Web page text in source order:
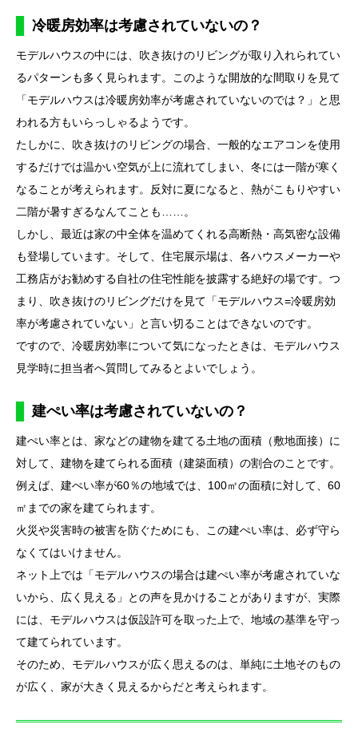
冷暖房効率は考慮されていないの？
モデルハウスの中には、吹き抜けのリビングが取り入れられてい
るパターンも多く見られます。このような開放的な間取りを見て
「モデルハウスは冷暖房効率が考慮されていないのでは？」と思
われる方もいらっしゃるようです。
たしかに、吹き抜けのリビングの場合、一般的なエアコンを使用
するだけでは温かい空気が上に流れてしまい、冬には一階が寒く
なることが考えられます。反対に夏になると、熱がこもりやすい
二階が暑すぎるなんてことも……。
しかし、最近は家の中全体を温めてくれる高断熱・高気密な設備
も登場しています。そして、住宅展示場は、各ハウスメーカーや
工務店がお勧めする自社の住宅性能を披露する絶好の場です。つ
まり、吹き抜けのリビングだけを見て「モデルハウス=冷暖房効
率が考慮されていない」と言い切ることはできないのです。
ですので、冷暖房効率について気になったときは、モデルハウス
見学時に担当者へ質問してみるとよいでしょう。
建ぺい率は考慮されていないの？
建ぺい率とは、家などの建物を建てる土地の面積（敷地面接）に
対して、建物を建てられる面積（建築面積）の割合のことです。
例えば、建ぺい率が60％の地域では、100㎡の面積に対して、60
㎡までの家を建てられます。
火災や災害時の被害を防ぐためにも、この建ぺい率は、必ず守ら
なくてはいけません。
ネット上では「モデルハウスの場合は建ぺい率が考慮されていな
いから、広く見える」との声を見かけることがありますが、実際
には、モデルハウスは仮設許可を取った上で、地域の基準を守っ
て建てられています。
そのため、モデルハウスが広く思えるのは、単純に土地そのもの
が広く、家が大きく見えるからだと考えられます。